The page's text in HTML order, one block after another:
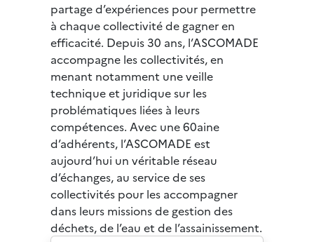
partage d’expériences pour permettre
à chaque collectivité de gagner en
efficacité. Depuis 30 ans, l’ASCOMADE
accompagne les collectivités, en
menant notamment une veille
technique et juridique sur les
problématiques liées à leurs
compétences. Avec une 60aine
d’adhérents, l’ASCOMADE est
aujourd’hui un véritable réseau
d’échanges, au service de ses
collectivités pour les accompagner
dans leurs missions de gestion des
déchets, de l’eau et de l’assainissement.